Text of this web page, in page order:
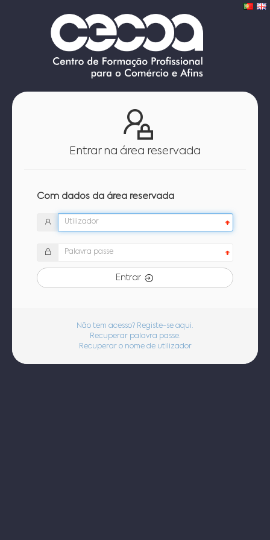
Entrar na área reservada
Com dados da área reservada
Entrar
Não tem acesso? Registe-se aqui.
Recuperar palavra passe.
Recuperar o nome de utilizador